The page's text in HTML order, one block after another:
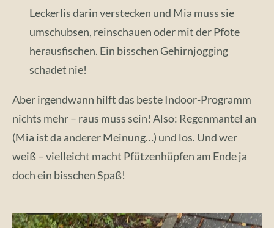
Leckerlis darin verstecken und Mia muss sie
umschubsen, reinschauen oder mit der Pfote
herausfischen. Ein bisschen Gehirnjogging
schadet nie!
Aber irgendwann hilft das beste Indoor-Programm
nichts mehr – raus muss sein! Also: Regenmantel an
(Mia ist da anderer Meinung…) und los. Und wer
weiß – vielleicht macht Pfützenhüpfen am Ende ja
doch ein bisschen Spaß!